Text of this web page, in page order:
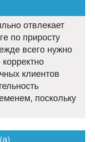
отвлекает
по приросту
всего нужно
клиентов
поскольку